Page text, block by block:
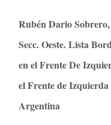
Rubén Dario
Secc. Oeste. Lista
en el Frente De
el Frente de Izquierda
Argentina